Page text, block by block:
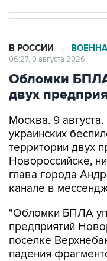
В РОССИИ →
06:27, 9 августа 2026
Обломки
двух
Москва. 9
украинских
территории двух
Новороссийске,
глава города
канале в
"Обломки БПЛА
предприятий
поселке
падения